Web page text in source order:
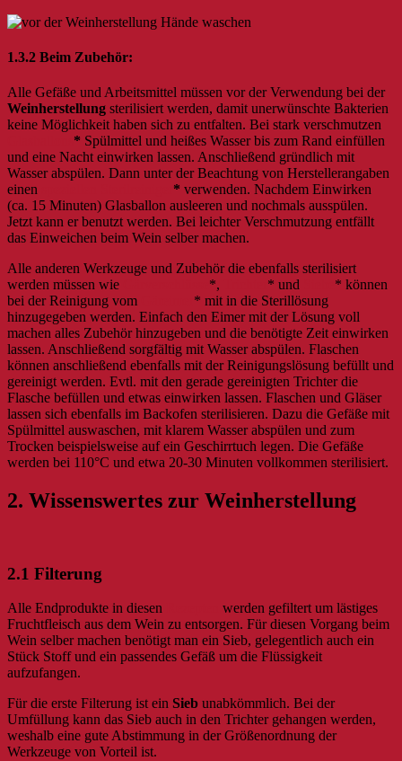
1.3.2 Beim Zubehör:
Alle Gefäße und Arbeitsmittel müssen vor der Verwendung bei der
Weinherstellung sterilisiert werden, damit unerwünschte Bakterien
keine Möglichkeit haben sich zu entfalten. Bei stark verschmutzen
* Spülmittel und heißes Wasser bis zum Rand einfüllen
und eine Nacht einwirken lassen. Anschließend gründlich mit
Wasser abspülen. Dann unter der Beachtung von Herstellerangaben
einen
* verwenden. Nachdem Einwirken
(ca. 15 Minuten) Glasballon ausleeren und nochmals ausspülen.
Jetzt kann er benutzt werden. Bei leichter Verschmutzung entfällt
das Einweichen beim Wein selber machen.
Alle anderen Werkzeuge und Zubehör die ebenfalls sterilisiert
werden müssen wie
*, * und
* können
bei der Reinigung vom
* mit in die Sterillösung
hinzugegeben werden. Einfach den Eimer mit der Lösung voll
machen alles Zubehör hinzugeben und die benötigte Zeit einwirken
lassen. Anschließend sorgfältig mit Wasser abspülen. Flaschen
können anschließend ebenfalls mit der Reinigungslösung befüllt und
gereinigt werden. Evtl. mit den gerade gereinigten Trichter die
Flasche befüllen und etwas einwirken lassen. Flaschen und Gläser
lassen sich ebenfalls im Backofen sterilisieren. Dazu die Gefäße mit
Spülmittel auswaschen, mit klarem Wasser abspülen und zum
Trocken beispielsweise auf ein Geschirrtuch legen. Die Gefäße
werden bei 110°C und etwa 20-30 Minuten vollkommen sterilisiert.
2. Wissenswertes zur Weinherstellung
2.1 Filterung
Alle Endprodukte in diesen
werden gefiltert um lästiges
Fruchtfleisch aus dem Wein zu entsorgen. Für diesen Vorgang beim
Wein selber machen benötigt man ein Sieb, gelegentlich auch ein
Stück Stoff und ein passendes Gefäß um die Flüssigkeit
aufzufangen.
Für die erste Filterung ist ein Sieb unabkömmlich. Bei der
Umfüllung kann das Sieb auch in den Trichter gehangen werden,
weshalb eine gute Abstimmung in der Größenordnung der
Werkzeuge von Vorteil ist.